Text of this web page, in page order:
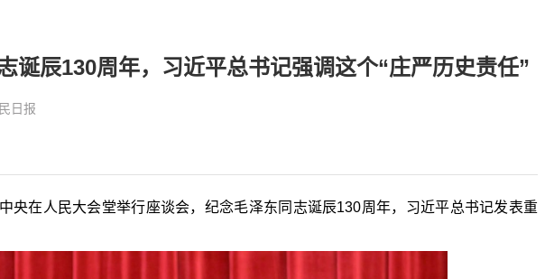
诞辰130周年，习近平总书记强调这个“庄严历史责任”
日报
央在人民大会堂举行座谈会，纪念毛泽东同志诞辰130周年，习近平总书记发表重